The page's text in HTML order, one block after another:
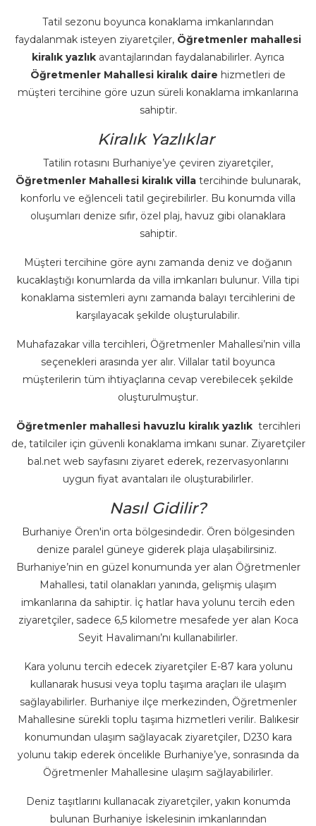
Tatil sezonu boyunca konaklama imkanlarından
faydalanmak isteyen ziyaretçiler, Öğretmenler mahallesi
kiralık yazlık avantajlarından faydalanabilirler. Ayrıca
Öğretmenler Mahallesi kiralık daire hizmetleri de
müşteri tercihine göre uzun süreli konaklama imkanlarına
sahiptir.
Kiralık Yazlıklar
Tatilin rotasını Burhaniye’ye çeviren ziyaretçiler,
Öğretmenler Mahallesi kiralık villa tercihinde bulunarak,
konforlu ve eğlenceli tatil geçirebilirler. Bu konumda villa
oluşumları denize sıfır, özel plaj, havuz gibi olanaklara
sahiptir.
Müşteri tercihine göre aynı zamanda deniz ve doğanın
kucaklaştığı konumlarda da villa imkanları bulunur. Villa tipi
konaklama sistemleri aynı zamanda balayı tercihlerini de
karşılayacak şekilde oluşturulabilir.
Muhafazakar villa tercihleri, Öğretmenler Mahallesi’nin villa
seçenekleri arasında yer alır. Villalar tatil boyunca
müşterilerin tüm ihtiyaçlarına cevap verebilecek şekilde
oluşturulmuştur.
Öğretmenler mahallesi havuzlu kiralık yazlık tercihleri
de, tatilciler için güvenli konaklama imkanı sunar. Ziyaretçiler
bal.net web sayfasını ziyaret ederek, rezervasyonlarını
uygun fiyat avantaları ile oluşturabilirler.
Nasıl Gidilir?
Burhaniye Ören'in orta bölgesindedir. Ören bölgesinden
denize paralel güneye giderek plaja ulaşabilirsiniz.
Burhaniye’nin en güzel konumunda yer alan Öğretmenler
Mahallesi, tatil olanakları yanında, gelişmiş ulaşım
imkanlarına da sahiptir. İç hatlar hava yolunu tercih eden
ziyaretçiler, sadece 6,5 kilometre mesafede yer alan Koca
Seyit Havalimanı’nı kullanabilirler.
Kara yolunu tercih edecek ziyaretçiler E-87 kara yolunu
kullanarak hususi veya toplu taşıma araçları ile ulaşım
sağlayabilirler. Burhaniye ilçe merkezinden, Öğretmenler
Mahallesine sürekli toplu taşıma hizmetleri verilir. Balıkesir
konumundan ulaşım sağlayacak ziyaretçiler, D230 kara
yolunu takip ederek öncelikle Burhaniye’ye, sonrasında da
Öğretmenler Mahallesine ulaşım sağlayabilirler.
Deniz taşıtlarını kullanacak ziyaretçiler, yakın konumda
bulunan Burhaniye İskelesinin imkanlarından